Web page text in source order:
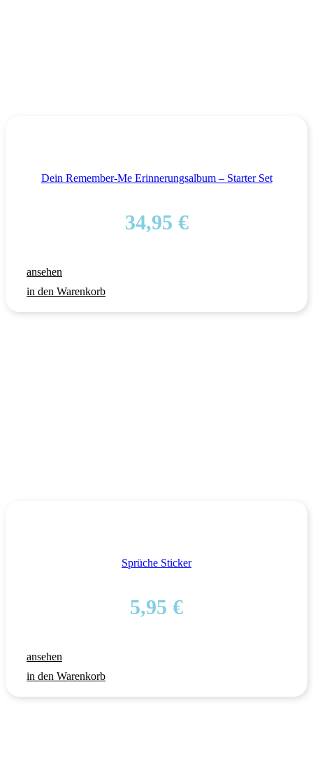
Dein Remember-Me Erinnerungsalbum – Starter Set
34,95 €
ansehen
in den Warenkorb
Sprüche Sticker
5,95 €
ansehen
in den Warenkorb